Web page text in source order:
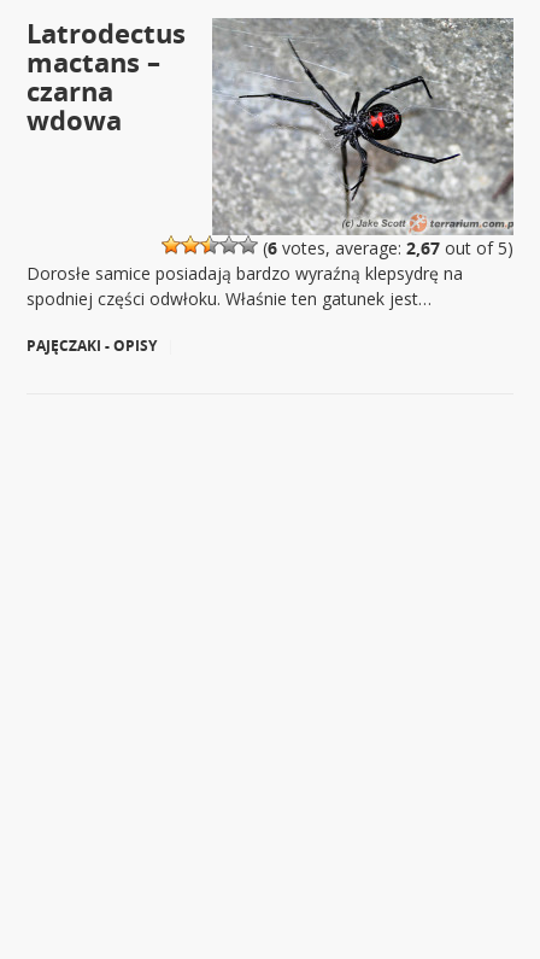
(6votes, average: 2,67out of 5)
Latrodectus
mactans –
czarna
wdowa
Dorosłe samice posiadają bardzo wyraźną klepsydrę na
spodniej części odwłoku. Właśnie ten gatunek jest…
PAJĘCZAKI - OPISY